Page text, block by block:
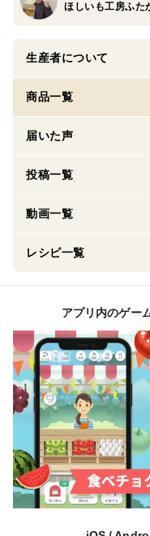
ほしいも工房ふた
生産者について
商品一覧
届いた声
投稿一覧
動画一覧
レシピ一覧
アプリ内のゲー